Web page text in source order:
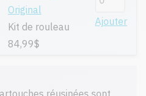
Original
Kit de rouleau
84,99$
Ajouter
réusinées sont